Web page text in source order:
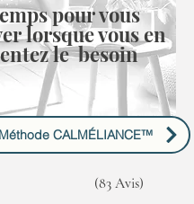
pour vous
lorsque vous en
le besoin
CALMÉLIANCE™
(83 Avis)